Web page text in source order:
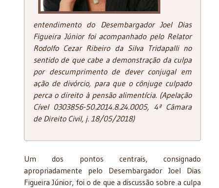
entendimento do Desembargador Joel Dias
Figueira Júnior foi acompanhado pelo Relator
Rodolfo Cezar Ribeiro da Silva Tridapalli no
sentido de que cabe a demonstração da culpa
por descumprimento de dever conjugal em
ação de divórcio, para que o cônjuge culpado
perca o direito à pensão alimentícia. (Apelação
Cível 0303856-50.2014.8.24.0005, 4ª Câmara
de Direito Civil, j. 18/05/2018)
Um dos pontos centrais, consignado
apropriadamente pelo Desembargador Joel Dias
Figueira Júnior, foi o de que a discussão sobre a culpa